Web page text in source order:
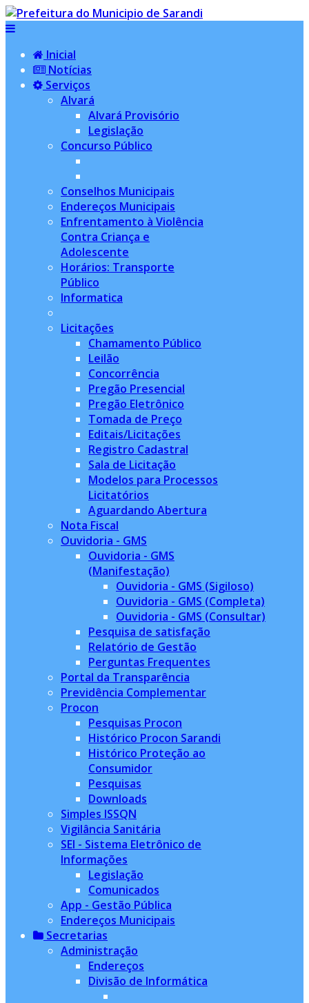
Inicial
Notícias
Serviços
Alvará
Alvará Provisório
Legislação
Concurso Público
Conselhos Municipais
Endereços Municipais
Enfrentamento à Violência
Contra Criança e
Adolescente
Horários: Transporte
Público
Informatica
Licitações
Chamamento Público
Leilão
Concorrência
Pregão Presencial
Pregão Eletrônico
Tomada de Preço
Editais/Licitações
Registro Cadastral
Sala de Licitação
Modelos para Processos
Licitatórios
Aguardando Abertura
Nota Fiscal
Ouvidoria - GMS
Ouvidoria - GMS
(Manifestação)
Ouvidoria - GMS (Sigiloso)
Ouvidoria - GMS (Completa)
Ouvidoria - GMS (Consultar)
Pesquisa de satisfação
Relatório de Gestão
Perguntas Frequentes
Portal da Transparência
Previdência Complementar
Procon
Pesquisas Procon
Histórico Procon Sarandi
Histórico Proteção ao
Consumidor
Pesquisas
Downloads
Simples ISSQN
Vigilância Sanitária
SEI - Sistema Eletrônico de
Informações
Legislação
Comunicados
App - Gestão Pública
Endereços Municipais
Secretarias
Administração
Endereços
Divisão de Informática